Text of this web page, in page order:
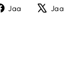
Jaa
Jaa
Jaa